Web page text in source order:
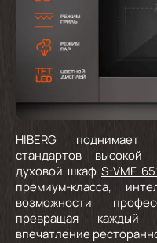
HIBERG
стандартов высокой
духовой шкаф S-VMF
премиум-класса,
возможности
превращая каждый
впечатление